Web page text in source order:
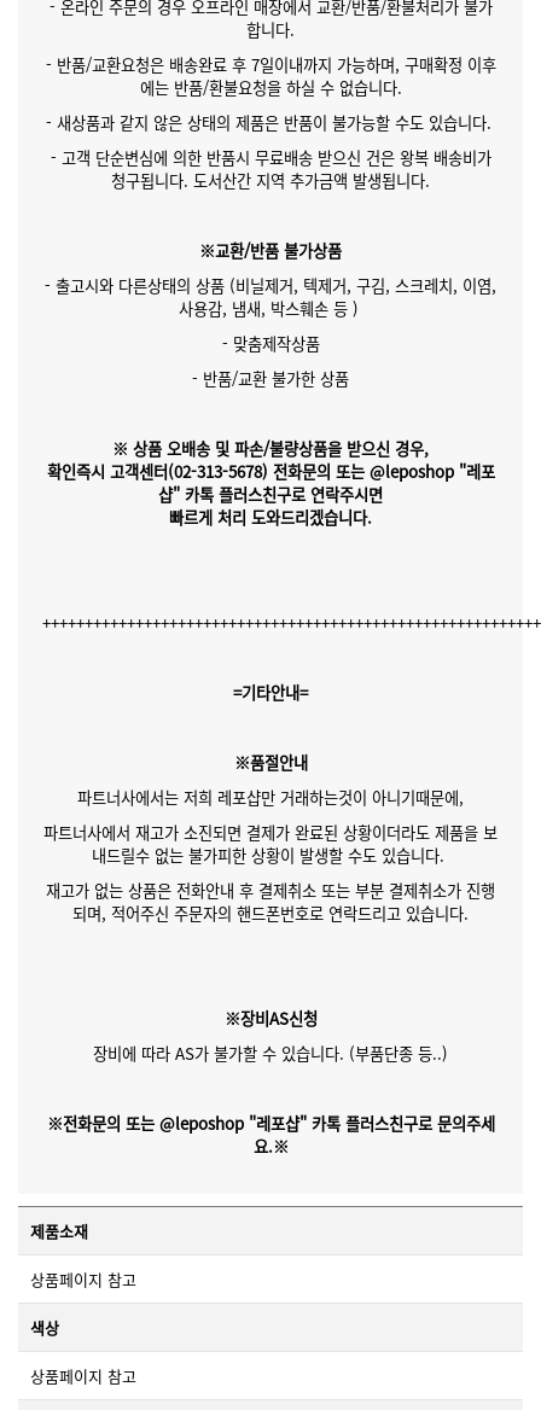
- 온라인 주문의 경우 오프라인 매장에서 교환/반품/환불처리가 불가
합니다.
- 반품/교환요청은 배송완료 후 7일이내까지 가능하며, 구매확정 이후
에는 반품/환불요청을 하실 수 없습니다.
- 새상품과 같지 않은 상태의 제품은 반품이 불가능할 수도 있습니다.
- 고객 단순변심에 의한 반품시 무료배송 받으신 건은 왕복 배송비가
청구됩니다. 도서산간 지역 추가금액 발생됩니다.
※교환/반품 불가상품
- 출고시와 다른상태의 상품 (비닐제거, 텍제거, 구김, 스크레치, 이염,
사용감, 냄새, 박스훼손 등 )
- 맞춤제작상품
- 반품/교환 불가한 상품
※ 상품 오배송 및 파손/불량상품을 받으신 경우,
확인즉시 고객센터(02-313-5678) 전화문의 또는 @leposhop "레포
샵" 카톡 플러스친구로 연락주시면
빠르게 처리 도와드리겠습니다.
=기타안내=
※품절안내
파트너사에서는 저희 레포샵만 거래하는것이 아니기때문에,
파트너사에서 재고가 소진되면 결제가 완료된 상황이더라도 제품을 보
내드릴수 없는 불가피한 상황이 발생할 수도 있습니다.
재고가 없는 상품은 전화안내 후 결제취소 또는 부분 결제취소가 진행
되며, 적어주신 주문자의 핸드폰번호로 연락드리고 있습니다.
※장비AS신청
장비에 따라 AS가 불가할 수 있습니다. (부품단종 등..)
※전화문의 또는 @leposhop "레포샵" 카톡 플러스친구로 문의주세
요.※
제품소재
상품페이지 참고
색상
상품페이지 참고